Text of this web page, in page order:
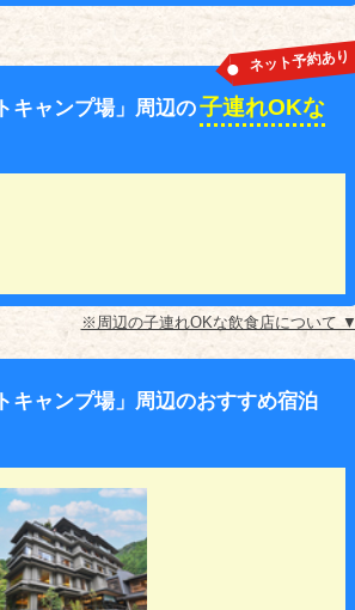
キャンプ場」周辺の子連れOKな
ネット予約あり
※周辺の子連れOKな飲食店について ▼
キャンプ場」周辺のおすすめ宿泊